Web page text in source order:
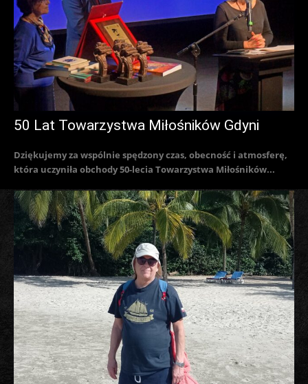
50 Lat Towarzystwa Miłośników Gdyni
Dziękujemy za wspólnie spędzony czas, obecność i atmosferę,
która uczyniła obchody 50-lecia Towarzystwa Miłośników...